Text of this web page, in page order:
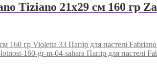
Tiziano 21х29 см 160 гр
Папір для пастелі
Папір для пастелі